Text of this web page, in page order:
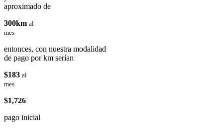
aproximado de
300km al
mes
entonces, con nuestra modalidad
de pago por km serían
$183 al
mes
$1,726
pago inicial